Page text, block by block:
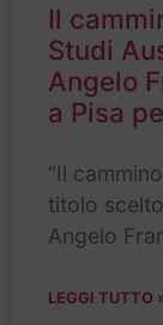
Il
Studi
Angelo
a Pisa
“Il
titolo
Angelo
LEGGI TUTTO